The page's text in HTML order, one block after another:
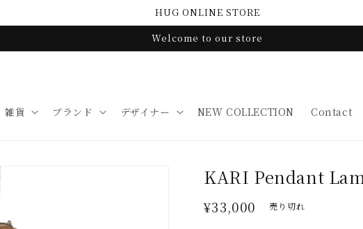
HUG ONLINE STORE
Welcome to our store
雑貨 ブランド デザイナー NEW COLLECTION Contact
KARI Pendant
通
¥33,000 売り切れ